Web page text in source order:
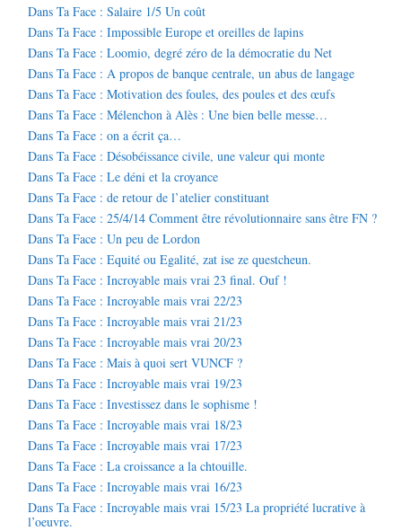
Dans Ta Face : Salaire 1/5 Un coût
Dans Ta Face : Impossible Europe et oreilles de lapins
Dans Ta Face : Loomio, degré zéro de la démocratie du Net
Dans Ta Face : A propos de banque centrale, un abus de langage
Dans Ta Face : Motivation des foules, des poules et des œufs
Dans Ta Face : Mélenchon à Alès : Une bien belle messe…
Dans Ta Face : on a écrit ça…
Dans Ta Face : Désobéissance civile, une valeur qui monte
Dans Ta Face : Le déni et la croyance
Dans Ta Face : de retour de l’atelier constituant
Dans Ta Face : 25/4/14 Comment être révolutionnaire sans être FN ?
Dans Ta Face : Un peu de Lordon
Dans Ta Face : Equité ou Egalité, zat ise ze questcheun.
Dans Ta Face : Incroyable mais vrai 23 final. Ouf !
Dans Ta Face : Incroyable mais vrai 22/23
Dans Ta Face : Incroyable mais vrai 21/23
Dans Ta Face : Incroyable mais vrai 20/23
Dans Ta Face : Mais à quoi sert VUNCF ?
Dans Ta Face : Incroyable mais vrai 19/23
Dans Ta Face : Investissez dans le sophisme !
Dans Ta Face : Incroyable mais vrai 18/23
Dans Ta Face : Incroyable mais vrai 17/23
Dans Ta Face : La croissance a la chtouille.
Dans Ta Face : Incroyable mais vrai 16/23
Dans Ta Face : Incroyable mais vrai 15/23 La propriété lucrative à
l’oeuvre.